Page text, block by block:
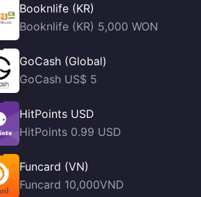
Booknlife (KR)
Booknlife (KR) 5,000 WON
GoCash (Global)
GoCash US$ 5
HitPoints USD
HitPoints 0.99 USD
Funcard (VN)
Funcard 10,000VND